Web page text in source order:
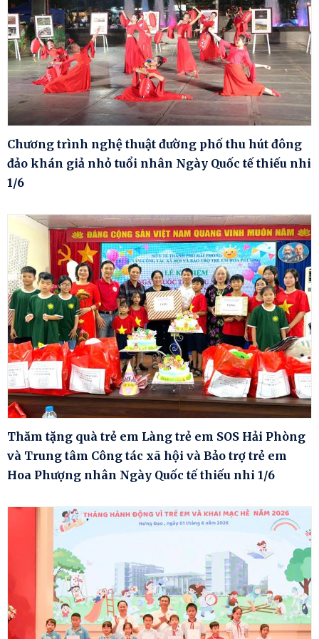
Chương trình nghệ thuật đường phố thu hút đông
đảo khán giả nhỏ tuổi nhân Ngày Quốc tế thiếu nhi
1/6
Thăm tặng quà trẻ em Làng trẻ em SOS Hải Phòng
và Trung tâm Công tác xã hội và Bảo trợ trẻ em
Hoa Phượng nhân Ngày Quốc tế thiếu nhi 1/6